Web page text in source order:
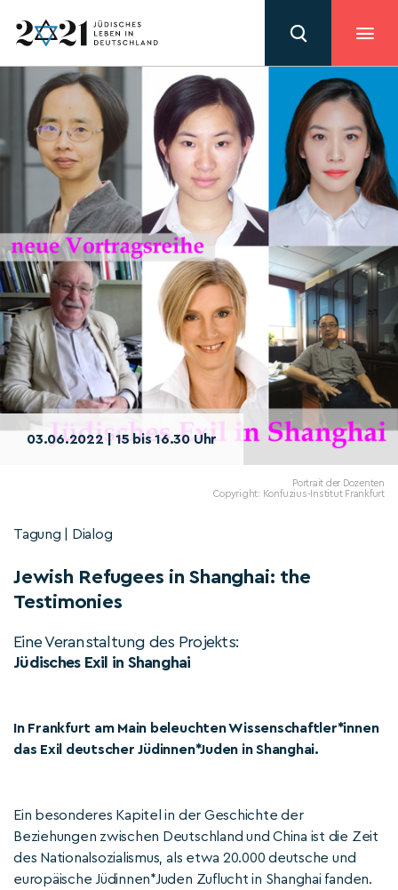
03.06.2022 | 15 bis 16.30 Uhr
Portrait der Dozenten
Copyright: Konfuzius-Institut Frankfurt
Tagung | Dialog
Jewish Refugees in Shanghai: the
Testimonies
Eine Veranstaltung des Projekts:
Jüdisches Exil in Shanghai
In Frankfurt am Main beleuchten Wissenschaftler*innen
das Exil deutscher Jüdinnen*Juden in Shanghai.
Ein besonderes Kapitel in der Geschichte der
Beziehungen zwischen Deutschland und China ist die Zeit
des Nationalsozialismus, als etwa 20.000 deutsche und
europäische Jüdinnen*Juden Zuflucht in Shanghai fanden.